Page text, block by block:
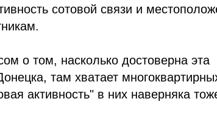
сотовой связи и
о том, насколько достоверна эта
там хватает
активность" в них наверняка